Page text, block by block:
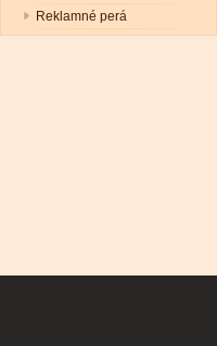
Reklamné perá